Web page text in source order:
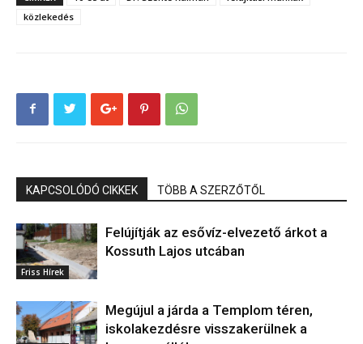
közlekedés
KAPCSOLÓDÓ CIKKEK TÖBB A SZERZŐTŐL
Friss Hírek
Felújítják az esővíz-elvezető árkot a
Kossuth Lajos utcában
Megújul a járda a Templom téren,
iskolakezdésre visszakerülnek a